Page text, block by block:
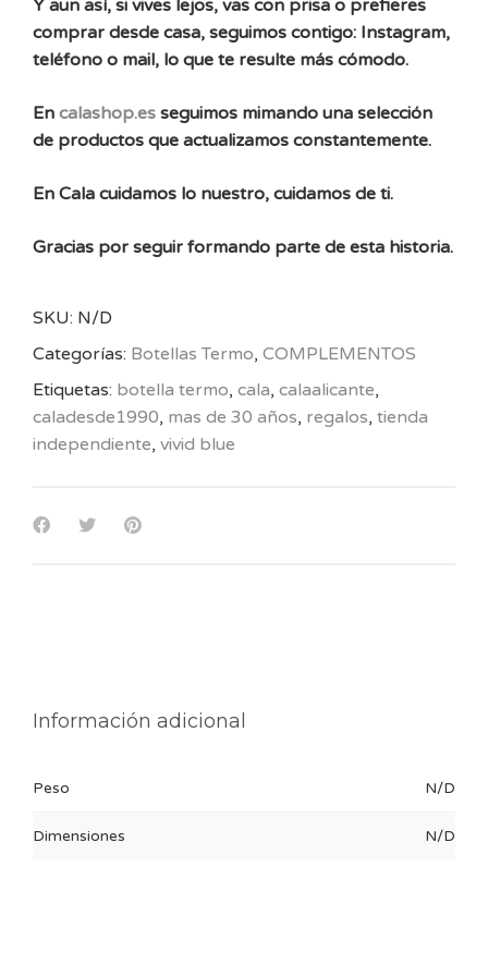
Y aun así, si vives lejos, vas con prisa o prefieres
comprar desde casa, seguimos contigo: Instagram,
teléfono o mail, lo que te resulte más cómodo.
En calashop.es seguimos mimando una selección
de productos que actualizamos constantemente.
En Cala cuidamos lo nuestro, cuidamos de ti.
Gracias por seguir formando parte de esta historia.
SKU: N/D
Categorías: Botellas Termo, COMPLEMENTOS
Etiquetas: botella termo, cala, calaalicante,
caladesde1990, mas de 30 años, regalos, tienda
independiente, vivid blue
Información adicional
Peso N/D
Dimensiones N/D